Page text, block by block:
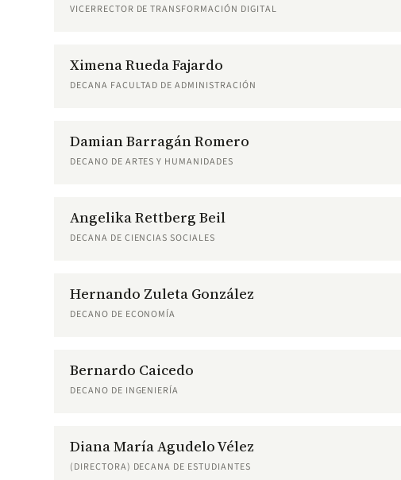
VICERRECTOR DE TRANSFORMACIÓN DIGITAL
Ximena Rueda Fajardo
DECANA FACULTAD DE ADMINISTRACIÓN
Damian Barragán Romero
DECANO DE ARTES Y HUMANIDADES
Angelika Rettberg Beil
DECANA DE CIENCIAS SOCIALES
Hernando Zuleta González
DECANO DE ECONOMÍA
Bernardo Caicedo
DECANO DE INGENIERÍA
Diana María Agudelo Vélez
(DIRECTORA) DECANA DE ESTUDIANTES